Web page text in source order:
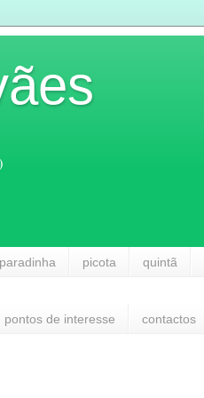
picota quintã
pontos de interesse contactos